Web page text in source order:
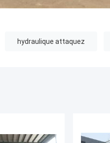
hydraulique attaquez